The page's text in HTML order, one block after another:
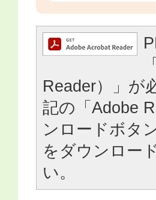
Reader）」が
記の「Adobe
ンロードボタ
をダウンロー
い。